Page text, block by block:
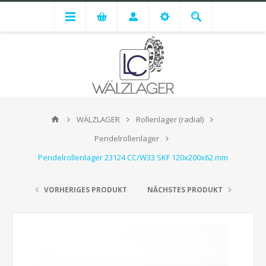
WÄLZLAGER
Rollenlager (radial)
Pendelrollenlager
Pendelrollenlager 23124 CC/W33 SKF 120x200x62 mm
VORHERIGES PRODUKT NÄCHSTES PRODUKT